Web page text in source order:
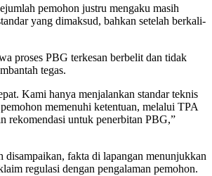
pemohon justru mengaku masih
yang dimaksud, bahkan setelah berkali-
proses PBG terkesan berbelit dan tidak
tegas.
Kami hanya menjalankan standar teknis
memenuhi ketentuan, melalui TPA
rekomendasi untuk penerbitan PBG,”
disampaikan, fakta di lapangan menunjukkan
regulasi dengan pengalaman pemohon.